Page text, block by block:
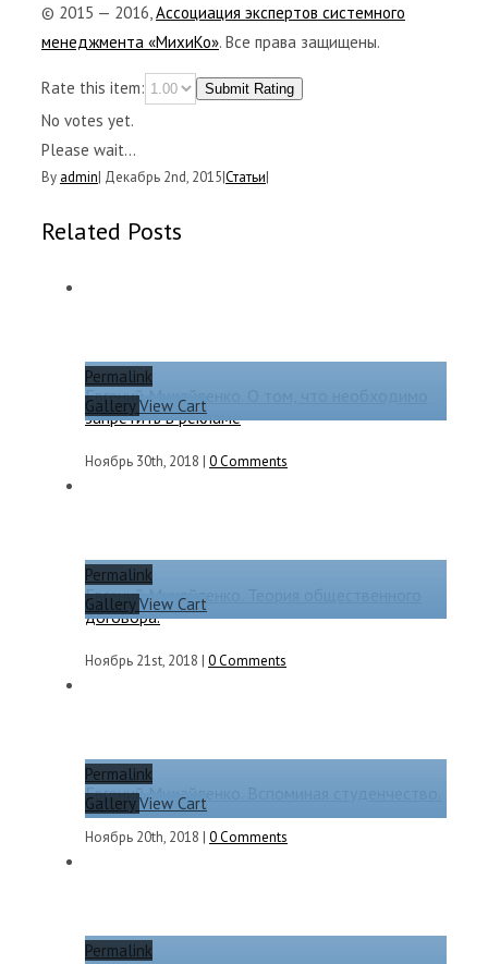
© 2015 — 2016, Ассоциация экспертов системного
менеджмента «МихиКо». Все права защищены.
Rate this item: Submit Rating
No votes yet.
Please wait...
By admin| Декабрь 2nd, 2015|Статьи|
Related Posts
Permalink
GalleryView Cart
Евгений Михайленко. О том, что необходимо
запретить в рекламе
Ноябрь 30th, 2018 | 0 Comments
Permalink
GalleryView Cart
Евгений Михайленко. Теория общественного
договора.
Ноябрь 21st, 2018 | 0 Comments
Permalink
GalleryView Cart
Евгений Михайленко. Вспоминая студенчество.
Ноябрь 20th, 2018 | 0 Comments
Permalink